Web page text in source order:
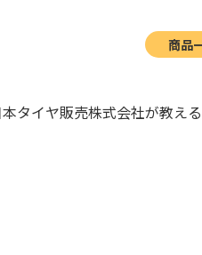
商品
タイヤ販売株式会社が教え